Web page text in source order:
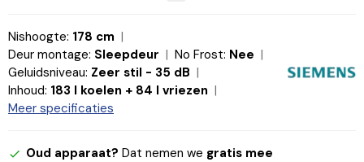
Nishoogte: 178 cm
Deur montage: Sleepdeur No Frost: Nee
Geluidsniveau: Zeer stil - 35 dB
Inhoud: 183 l koelen + 84 l vriezen
Meer specificaties
Oud apparaat? Dat nemen we gratis mee